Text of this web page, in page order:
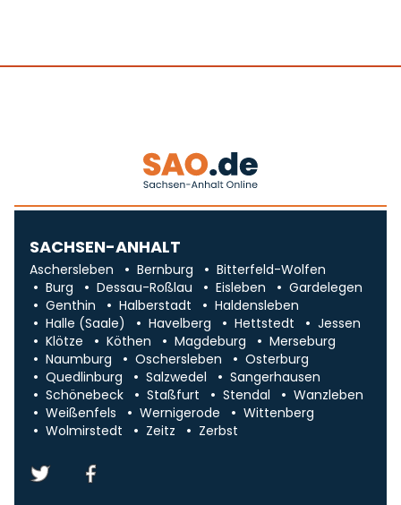
SACHSEN-ANHALT
Aschersleben Bernburg
Bitterfeld-Wolfen
Burg
Dessau-Roßlau Eisleben
Gardelegen
Genthin
Halberstadt
Haldensleben
Halle (Saale)
Havelberg Hettstedt
Jessen
Klötze
Köthen Magdeburg
Merseburg
Naumburg
Oschersleben
Osterburg
Quedlinburg
Salzwedel
Sangerhausen
Schönebeck
Staßfurt Stendal
Wanzleben
Weißenfels
Wernigerode
Wittenberg
Wolmirstedt
Zeitz Zerbst